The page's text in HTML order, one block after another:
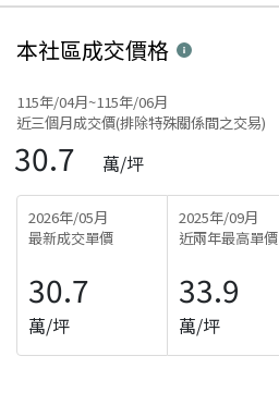
本社區成交價格
115年/04月~115年/06月
近三個月成交價(排除特殊關係間之交易)
30.7 萬/坪
2026年/05月
最新成交單價
30.7
萬/坪
2025年/09月
近兩年最高單價
33.9
萬/坪